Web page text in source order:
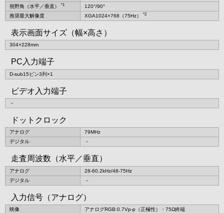
視野角（水平／垂直）
*1
120°/90°
推奨最大解像度
XGA1024×768（75Hz） *2
表示画面サイズ（幅×高さ）
304×228mm
PC入力端子
D-sub15ピン3列×1
ビデオ入力端子
－
ドットクロック
アナログ
79MHz
デジタル
－
走査周波数（水平／垂直）
アナログ
28-60.2kHz/48-75Hz
デジタル
－
入力信号（アナログ）
映像 アナログRGB:0.7Vp-p（正極性）・75Ω終端